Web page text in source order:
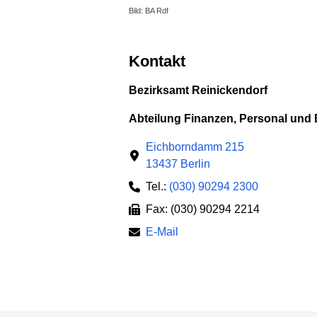
Bild: BA Rdf
Kontakt
Bezirksamt Reinickendorf
Abteilung Finanzen, Personal und
Eichborndamm 215
13437 Berlin
Tel.: (030) 90294 2300
Fax: (030) 90294 2214
E-Mail